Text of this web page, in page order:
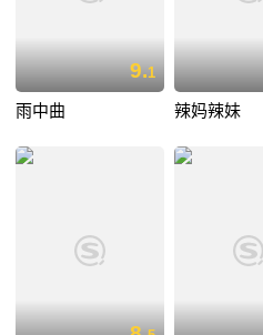
9.1
雨中曲 辣妈辣妹